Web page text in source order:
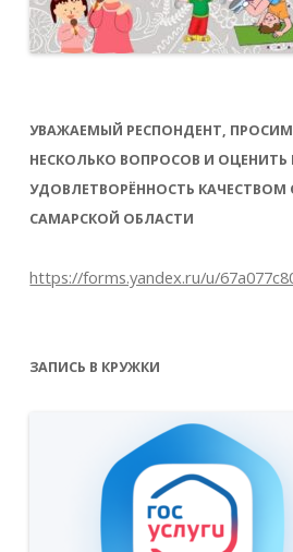
УВАЖАЕМЫЙ РЕСПОНДЕНТ, ПРОСИМ
НЕСКОЛЬКО ВОПРОСОВ И
УДОВЛЕТВОРЁННОСТЬ КАЧЕСТВОМ
САМАРСКОЙ ОБЛАСТИ
https://forms.yandex.ru/u/
ЗАПИСЬ В КРУЖКИ